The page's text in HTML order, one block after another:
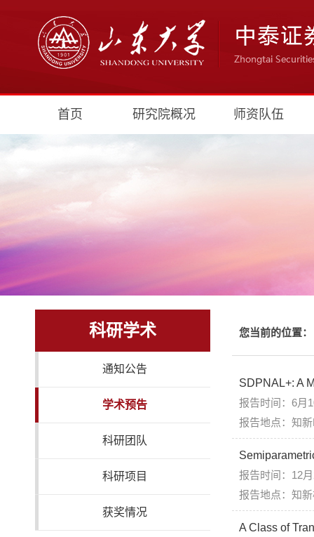
首页 研究院概况 师资队伍
科研学术
通知公告
学术预告
科研团队
科研项目
获奖情况
您当前的位置：
SDPNAL+: A
报告时间：6月
报告地点：知
报告时间：12
报告地点：知
A Class of